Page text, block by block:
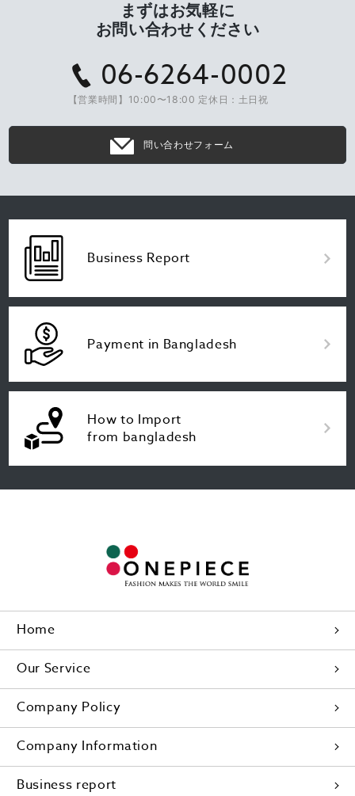
まずはお気軽に
お問い合わせください
06-6264-0002
【営業時間】10:00〜18:00 定休日：土日祝
問い合わせフォーム
Business Report
Payment in Bangladesh
How to Import
from bangladesh
Home
Our Service
Company Policy
Company Information
Business report